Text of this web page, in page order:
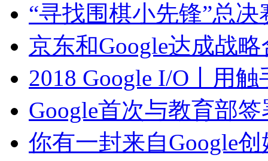
“寻找围棋小先锋”总
京东和Google达成战
2018 Google I/O丨用
Google首次与教育部
你有一封来自Google